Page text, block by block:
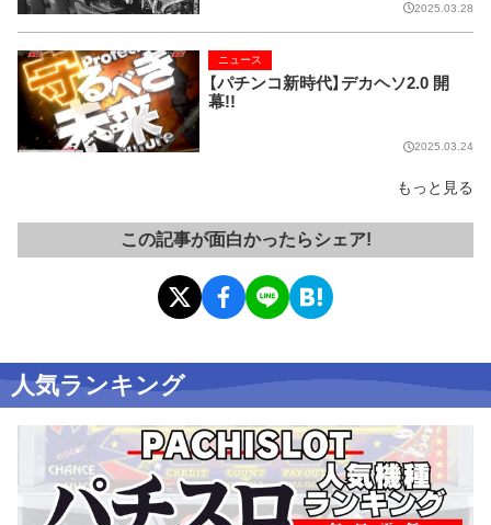
2025.03.28
【パチンコ新時代】デカヘソ2.0 開
幕!!
ニュース
2025.03.24
もっと見る
この記事が面白かったらシェア!
人気ランキング